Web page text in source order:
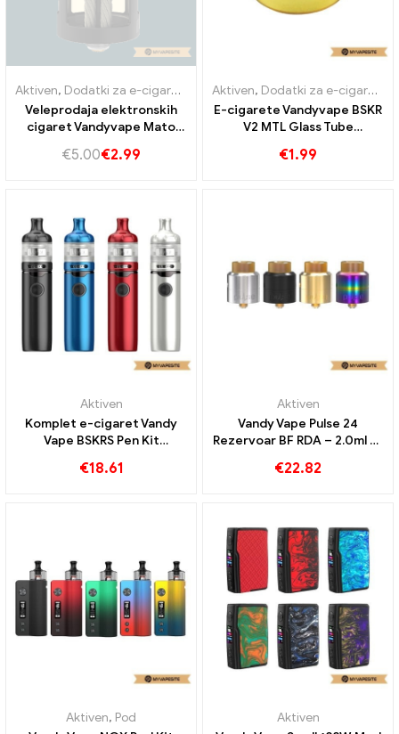
Aktiven, Dodatki za e-cigarete
Veleprodaja elektronskih
cigaret Vandyvape Mato
€5.00€2.99
Aktiven, Dodatki za e-cigarete
E-cigarete Vandyvape BSKR
V2 MTL Glass Tube
€1.99
Aktiven
Komplet e-cigaret Vandy
Vape BSKRS Pen Kit
€18.61
Aktiven
Vandy Vape Pulse 24
Rezervoar BF RDA – 2.0ml e-
Custom
€22.82
Aktiven, Pod
Aktiven